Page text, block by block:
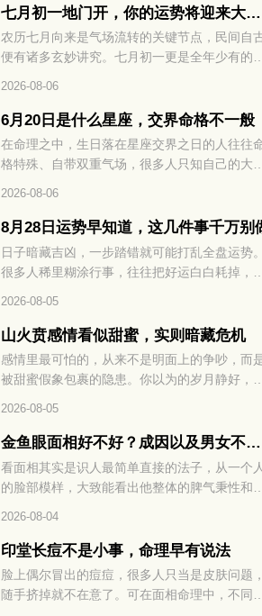
不过骨子里好胜心比较强，凡事总爱分出高下
在传统说法里，属鸡人不同月份降生，先天性
与整体运势差别很大，不少属鸡朋友都好奇，
年当中哪个月份出生福气最好，下面就给大家
细讲讲。
七月初一地门开，你的运势将迎来大转折
农历七月向来是气场流转的关键节点，民间自
便有诸多玄妙讲究。七月初一更是全年少有的
半年的运势密码。冥冥之中自有定数，七月初
地门开，你的运势将迎来大转折。想知道究竟
吉是凶、该如何顺势把握，不妨接着往下细看
2026-08-06
6月20日是什么星座，交界命格不一般
在命理之中，生日落在星座交界之日的人往往
格特殊、自带双重气场，很多人只知自己的大
一般的命格玄机，想解锁自身完整运势，不妨
续往下细看。6月20日是什么星座，交界命格
般，你的性格、财运与情路走向，全文为你一
揭晓。
2026-08-06
8月28日运势早知道，这几件事千万别
日子暗藏吉凶，一步踏错就可能打乱全盘运势
很多人稀里糊涂行事，往往把好运白白耗掉，
道，这几件事千万别做，想顺顺利利过好这天
就继续往下看详细解析。
2026-08-05
山火贲感情看似甜蜜，实则暗藏危机
感情里最可怕的，从来不是明面上的争吵，而
被甜蜜假象包裹的隐患。你以为的岁月静好，
却藏着烧尽根基的风险。山火贲感情看似甜蜜
实则暗藏危机，想看清这段关系的真相，就继
往下看详细解析。
2026-08-05
金鱼眼面相好不好？成因以及男女不同命运解读
看面相其实是识人最简单直接的法子，从一个
的脸部模样，大致能看出他整体的脾气秉性和
金鱼眼的人是什么性子，一生命运走势又如何
下面咱们就好好聊聊这种眼相的相关说法。
2026-08-04
印堂长痘不是小事，命理早有说法
脸上偶尔冒出的痘痘，很多人只当是皮肤问题
随手挤掉就不在意了。可在面相命理中，不同